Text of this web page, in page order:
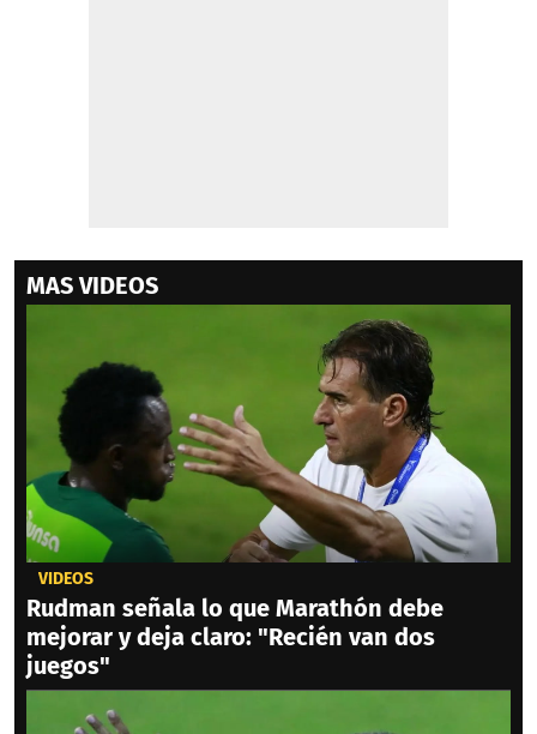
MAS VIDEOS
VIDEOS
Rudman señala lo que Marathón debe
mejorar y deja claro: "Recién van dos
juegos"